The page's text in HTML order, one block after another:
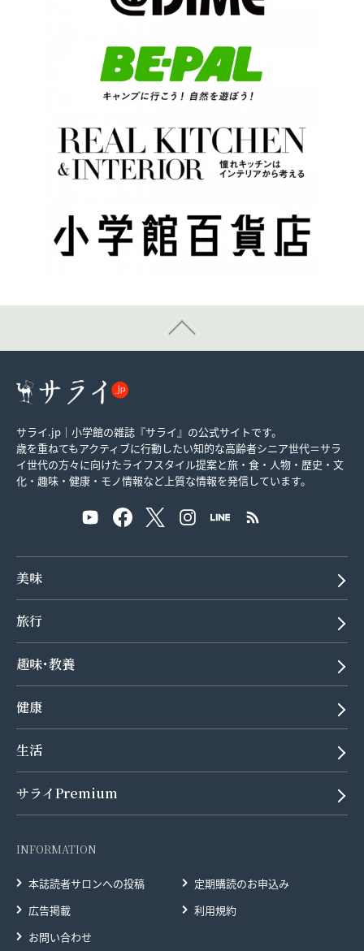
サライ.jp｜小学館の雑誌『サライ』の公式サイトです。
歳を重ねてもアクティブに行動したい知的な高齢者シニア世代＝サラ
イ世代の方々に向けたライフスタイル提案と旅・食・人物・歴史・文
化・趣味・健康・モノ情報など上質な情報を発信しています。
美味
旅行
趣味･教養
健康
生活
サライPremium
INFORMATION
本誌読者サロンへの投稿
定期購読のお申込み
広告掲載
利用規約
お問い合わせ